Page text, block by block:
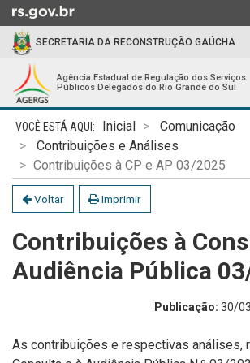
para
conteúdo
para
menu
para
SECRETARIA DA RECONSTRUÇÃO GAÚCHA
Agência Estadual de Regulação dos Serviços
Públicos Delegados do Rio Grande do Sul
Início
conteúdo
Inicial
Comunicação
Contribuições e Análises
Contribuições à CP e AP 03/2025
Voltar Imprimir
Contribuições à
Audiência Pública
Publicação: 30/
As contribuições e respectivas análises,